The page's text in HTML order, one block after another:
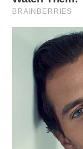
Фото